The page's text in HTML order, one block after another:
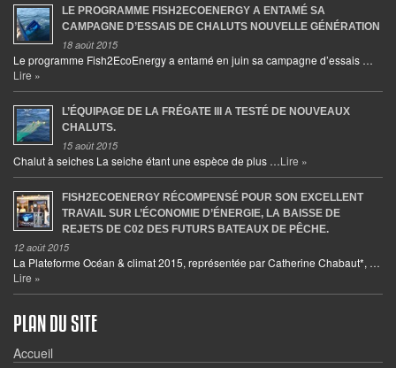
LE PROGRAMME FISH2ECOENERGY A ENTAMÉ SA
CAMPAGNE D’ESSAIS DE CHALUTS NOUVELLE GÉNÉRATION
18 août 2015
Le programme Fish2EcoEnergy a entamé en juin sa campagne d’essais …
Lire »
L’ÉQUIPAGE DE LA FRÉGATE III A TESTÉ DE NOUVEAUX
CHALUTS.
15 août 2015
Chalut à seiches La seiche étant une espèce de plus …Lire »
FISH2ECOENERGY RÉCOMPENSÉ POUR SON EXCELLENT
TRAVAIL SUR L’ÉCONOMIE D’ÉNERGIE, LA BAISSE DE
REJETS DE C02 DES FUTURS BATEAUX DE PÊCHE.
12 août 2015
La Plateforme Océan & climat 2015, représentée par Catherine Chabaut*, …
Lire »
PLAN DU SITE
Accueil